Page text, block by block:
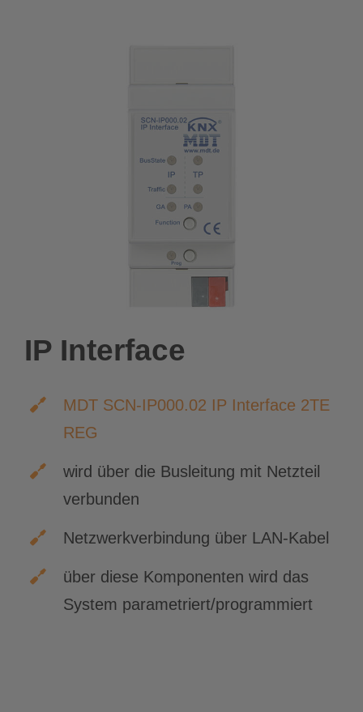
IP Interface
MDT SCN-IP000.02 IP Interface 2TE
REG
wird über die Busleitung mit Netzteil
verbunden
Netzwerkverbindung über LAN-Kabel
über diese Komponenten wird das
System parametriert/programmiert